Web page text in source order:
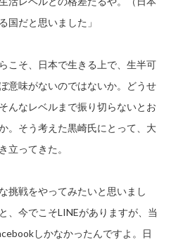
国だと思いました」
こそ、日本で生きる上で、生半可
意味がないのではないか。どうせ
んなレベルまで振り切らないとお
。そう考えた黒崎氏にとって、大
立ってきた。
挑戦をやってみたいと思いまし
、今でこそLINEがありますが、当
しかなかったんですよ。日